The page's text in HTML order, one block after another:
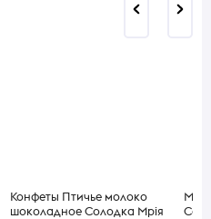
Конфеты Птичье молоко
шоколадное Солодка Мрія